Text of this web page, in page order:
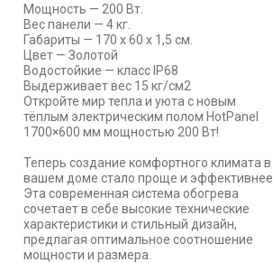
Мощность — 200 Вт.
Вес панели — 4 кг.
Габариты — 170 х 60 х 1,5 см.
Цвет — Золотой
Водостойкие — класс IP68
Выдерживает вес 15 кг/см2
Откройте мир тепла и уюта с новым
тёплым электрическим полом HotPanel
1700×600 мм мощностью 200 Вт!
Теперь создание комфортного климата в
вашем доме стало проще и эффективнее.
Эта современная система обогрева
сочетает в себе высокие технические
характеристики и стильный дизайн,
предлагая оптимальное соотношение
мощности и размера.